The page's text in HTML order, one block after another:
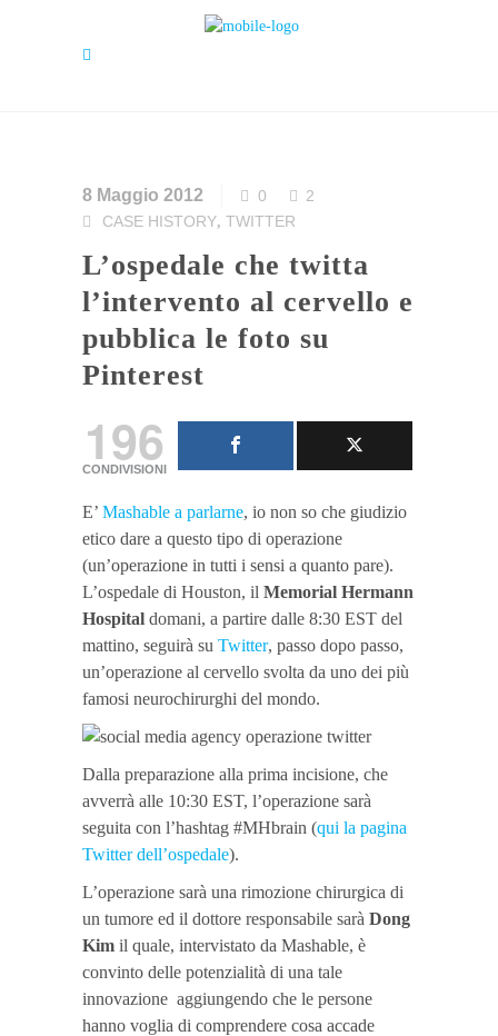
8 Maggio 2012 0
2
CASE HISTORY, TWITTER
L’ospedale che twitta
l’intervento al cervello e
pubblica le foto su
Pinterest
196
CONDIVISIONI
E’ Mashable a parlarne, io non so che giudizio
etico dare a questo tipo di operazione
(un’operazione in tutti i sensi a quanto pare).
L’ospedale di Houston, il Memorial Hermann
Hospital domani, a partire dalle 8:30 EST del
mattino, seguirà su Twitter, passo dopo passo,
un’operazione al cervello svolta da uno dei più
famosi neurochirurghi del mondo.
Dalla preparazione alla prima incisione, che
avverrà alle 10:30 EST, l’operazione sarà
seguita con l’hashtag #MHbrain (qui la pagina
Twitter dell’ospedale).
L’operazione sarà una rimozione chirurgica di
un tumore ed il dottore responsabile sarà Dong
Kim il quale, intervistato da Mashable, è
convinto delle potenzialità di una tale
innovazione aggiungendo che le persone
hanno voglia di comprendere cosa accade